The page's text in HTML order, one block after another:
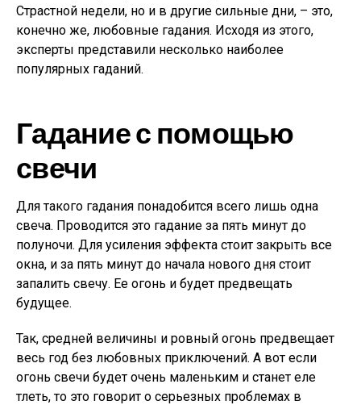
Страстной недели, но и в другие сильные дни, – это,
конечно же, любовные гадания. Исходя из этого,
эксперты представили несколько наиболее
популярных гаданий.
Гадание с помощью
свечи
Для такого гадания понадобится всего лишь одна
свеча. Проводится это гадание за пять минут до
полуночи. Для усиления эффекта стоит закрыть все
окна, и за пять минут до начала нового дня стоит
запалить свечу. Ее огонь и будет предвещать
будущее.
Так, средней величины и ровный огонь предвещает
весь год без любовных приключений. А вот если
огонь свечи будет очень маленьким и станет еле
тлеть, то это говорит о серьезных проблемах в